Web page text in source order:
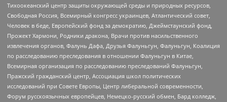
Тихоокеанский центр защиты окружающей среды и природных ресурсов,
Свободная Россия, Всемирный конгресс украинцев, Атлантический совет,
Человек в беде, Европейский фонд за демократию, Джеймстаунский фонд,
Прожект Хармони, Родники дракона, Врачи против насильственного
извлечения органов, Фалунь Дафа, Друзья Фалуньгун, Фалуньгун, Коалиция
по расследованию преследования в отношении Фалуньгун в Китае,
Всемирная организация по расследованию преследований Фалуньгун,
Пражский гражданский центр, Ассоциация школ политических
исследований при Совете Европы, Центр либеральной современности,
Форум русскоязычных европейцев, Немецко-русский обмен, Бард колледж,